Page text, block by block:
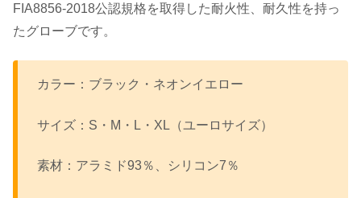
FIA8856-2018公認規格を取得した耐火性、耐久性を持っ
たグローブです。
カラー：ブラック・ネオンイエロー
サイズ：S・M・L・XL（ユーロサイズ）
素材：アラミド93％、シリコン7％